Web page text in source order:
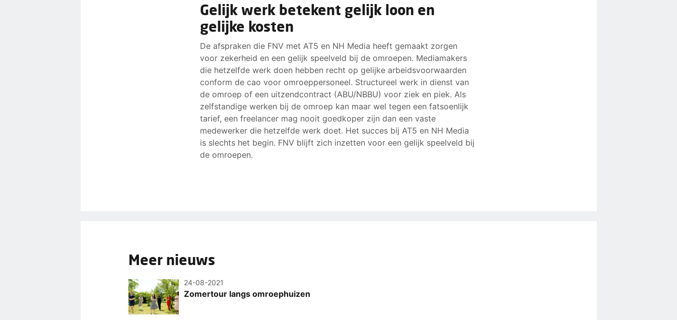
Gelijk werk betekent gelijk loon en
gelijke kosten
De afspraken die FNV met AT5 en NH Media heeft gemaakt zorgen
voor zekerheid en een gelijk speelveld bij de omroepen. Mediamakers
die hetzelfde werk doen hebben recht op gelijke arbeidsvoorwaarden
conform de cao voor omroeppersoneel. Structureel werk in dienst van
de omroep of een uitzendcontract (ABU/NBBU) voor ziek en piek. Als
zelfstandige werken bij de omroep kan maar wel tegen een fatsoenlijk
tarief, een freelancer mag nooit goedkoper zijn dan een vaste
medewerker die hetzelfde werk doet. Het succes bij AT5 en NH Media
is slechts het begin. FNV blijft zich inzetten voor een gelijk speelveld bij
de omroepen.
Meer nieuws
24-08-2021
Zomertour langs omroephuizen